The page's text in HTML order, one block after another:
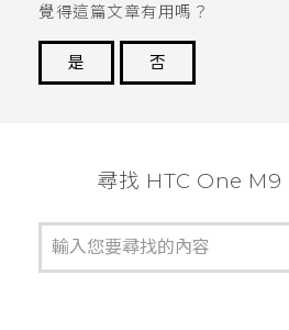
覺得這篇文章有用嗎？
是
否
尋找 HTC One M9